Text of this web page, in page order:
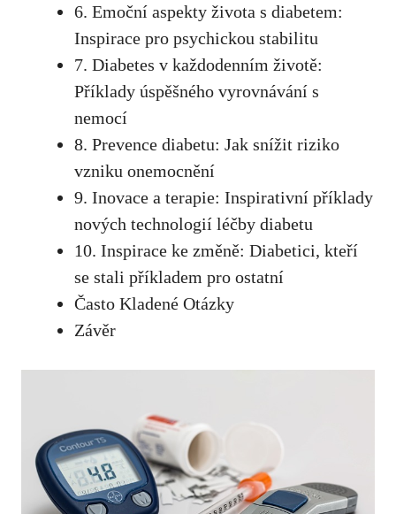
6. Emoční aspekty života s diabetem:
Inspirace pro psychickou stabilitu
7. Diabetes v každodenním životě:
Příklady úspěšného⁢ vyrovnávání s‍
nemocí
8. Prevence diabetu: Jak snížit riziko
vzniku ‍onemocnění
9. ⁢Inovace a ⁢terapie: ‌Inspirativní příklady
nových technologií léčby diabetu
10. Inspirace ke změně: Diabetici, kteří
se stali příkladem ​pro ostatní
Často⁤ Kladené Otázky
Závěr